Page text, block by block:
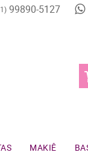
99890-5127
MAKIÊ